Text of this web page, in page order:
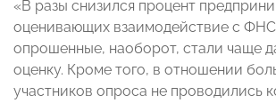
«В разы снизился процент
оценивающих взаимодействие с ФНС
опрошенные, наоборот, стали чаще
оценку. Кроме того, в отношении
участников опроса не проводились